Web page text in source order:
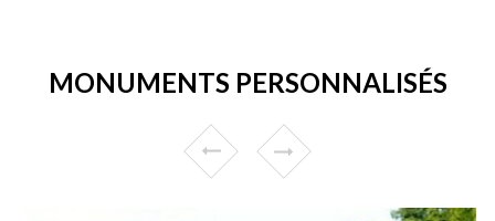
MONUMENTS PERSONNALISÉS